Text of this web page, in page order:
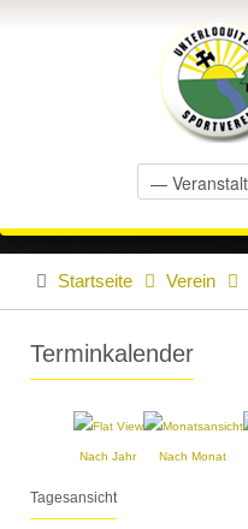
Startseite Verein
Terminkalender
Nach Jahr Nach Monat
Tagesansicht